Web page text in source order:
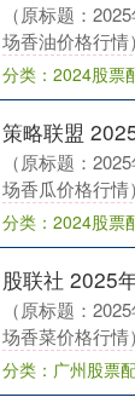
（原标题：
场香油价格行情
最低价 大宗价
市场有限公司
分类：2024股票
（原标题：
场香瓜价格行
最低价 大宗价
限公司 5.00
分类：2024股票
（原标题：
场香菜价格行情
低价 大宗价 北
市场集团有限公
分类：广州股票